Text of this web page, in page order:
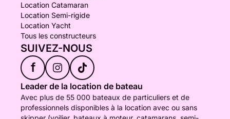
Location Catamaran
Location Semi-rigide
Location Yacht
Tous les constructeurs
SUIVEZ-NOUS
f
Leader de la location de bateau
Avec plus de 55 000 bateaux de particuliers et de
professionnels disponibles à la location avec ou sans